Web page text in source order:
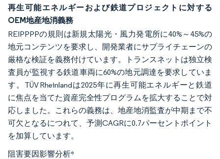
再生可能エネルギーおよび鉄道プロジェクトに対する
OEM地産地消義務
REIPPPPの規則は新規太陽光・風力発電所に40%～45%の
地元コンテンツを要求し、開発業者にサプライチェーンの
厳格な検証を義務付けています。トランスネットは独立検
査員が監視する鉄道車両に60%の地元調達を要求していま
す。TÜV Rheinlandは2025年に再生可能エネルギーと鉄道
に焦点を当てた資産完全性プログラムを拡大することで対
応しました。これらの義務は、地産地消監査が中期まで不
可欠となるにつれて、予測CAGRに0.7パーセントポイント
を加算しています。
阻害要因影響分析*